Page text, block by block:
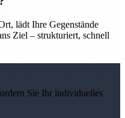
lädt Ihre Gegenstände
Ziel – strukturiert, schnell
Sie Ihr individuelles